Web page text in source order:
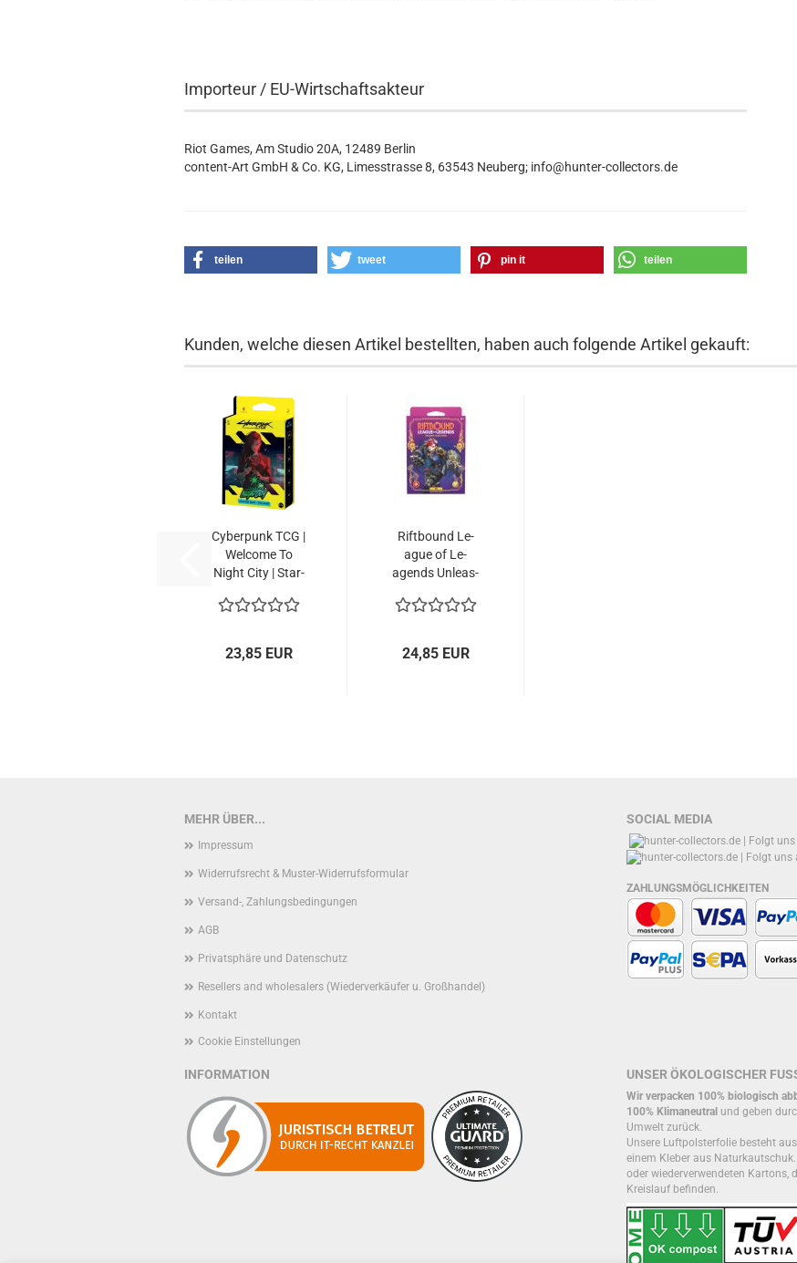
Importeur / EU-Wirtschaftsakteur
Riot Games, Am Studio 20A, 12489 Berlin
content-Art GmbH & Co. KG, Limesstrasse 8, 63543 Neuberg; info@hunter-collectors.de
teilen tweet pin it teilen
Kunden, welche diesen Artikel bestellten, haben auch folgende Artikel gekauft:
Cy­ber­punk TCG |
Wel­co­me To
Night City | Star­
23,85 EUR
Rift­bound Le­
ague of Le­
agends Un­leas­
24,85 EUR
MEHR ÜBER...
Impressum
Widerrufsrecht & Muster-Widerrufsformular
Versand-, Zahlungsbedingungen
AGB
Privatsphäre und Datenschutz
Resellers and wholesalers (Wiederverkäufer u. Großhandel)
Kontakt
Cookie Einstellungen
SOCIAL MEDIA
ZAHLUNGSMÖGLICHKEITEN
INFORMATION UNSER ÖKOLOGISCHER
Wir verpacken 100% biologisch
100% Klimaneutral und geben
Umwelt zurück.
Unsere Luftpolsterfolie besteht
einem Kleber aus
oder wiederverwendeten Kartons,
Kreislauf befinden.